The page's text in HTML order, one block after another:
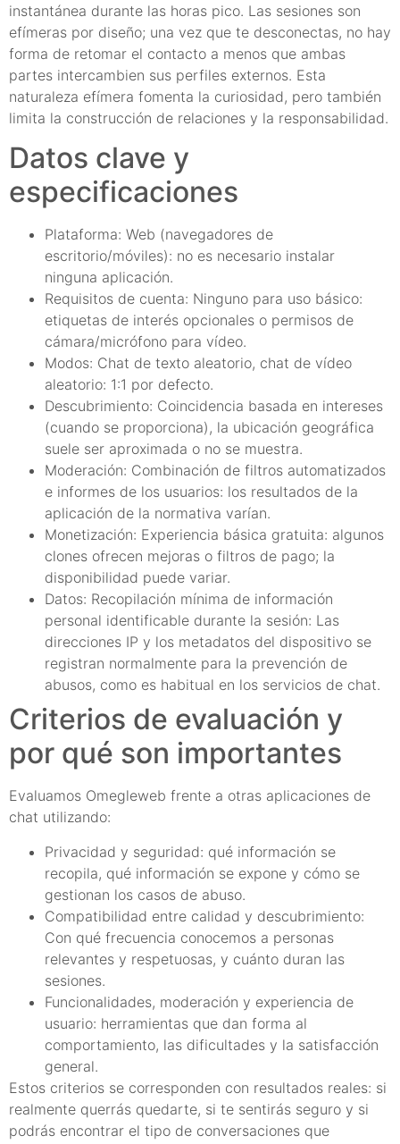
instantánea durante las horas pico. Las sesiones son
efímeras por diseño; una vez que te desconectas, no hay
forma de retomar el contacto a menos que ambas
partes intercambien sus perfiles externos. Esta
naturaleza efímera fomenta la curiosidad, pero también
limita la construcción de relaciones y la responsabilidad.
Datos clave y
especificaciones
Plataforma: Web (navegadores de
escritorio/móviles): no es necesario instalar
ninguna aplicación.
Requisitos de cuenta: Ninguno para uso básico:
etiquetas de interés opcionales o permisos de
cámara/micrófono para vídeo.
Modos: Chat de texto aleatorio, chat de vídeo
aleatorio: 1:1 por defecto.
Descubrimiento: Coincidencia basada en intereses
(cuando se proporciona), la ubicación geográfica
suele ser aproximada o no se muestra.
Moderación: Combinación de filtros automatizados
e informes de los usuarios: los resultados de la
aplicación de la normativa varían.
Monetización: Experiencia básica gratuita: algunos
clones ofrecen mejoras o filtros de pago; la
disponibilidad puede variar.
Datos: Recopilación mínima de información
personal identificable durante la sesión: Las
direcciones IP y los metadatos del dispositivo se
registran normalmente para la prevención de
abusos, como es habitual en los servicios de chat.
Criterios de evaluación y
por qué son importantes
Evaluamos Omegleweb frente a otras aplicaciones de
chat utilizando:
Privacidad y seguridad: qué información se
recopila, qué información se expone y cómo se
gestionan los casos de abuso.
Compatibilidad entre calidad y descubrimiento:
Con qué frecuencia conocemos a personas
relevantes y respetuosas, y cuánto duran las
sesiones.
Funcionalidades, moderación y experiencia de
usuario: herramientas que dan forma al
comportamiento, las dificultades y la satisfacción
general.
Estos criterios se corresponden con resultados reales: si
realmente querrás quedarte, si te sentirás seguro y si
podrás encontrar el tipo de conversaciones que